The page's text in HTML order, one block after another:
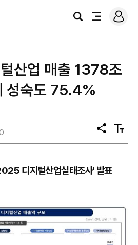
검
전
로
그
산업 매출 1378조
성숙도 75.4%
공
유
텍
스
디지털산업실태조사' 발표